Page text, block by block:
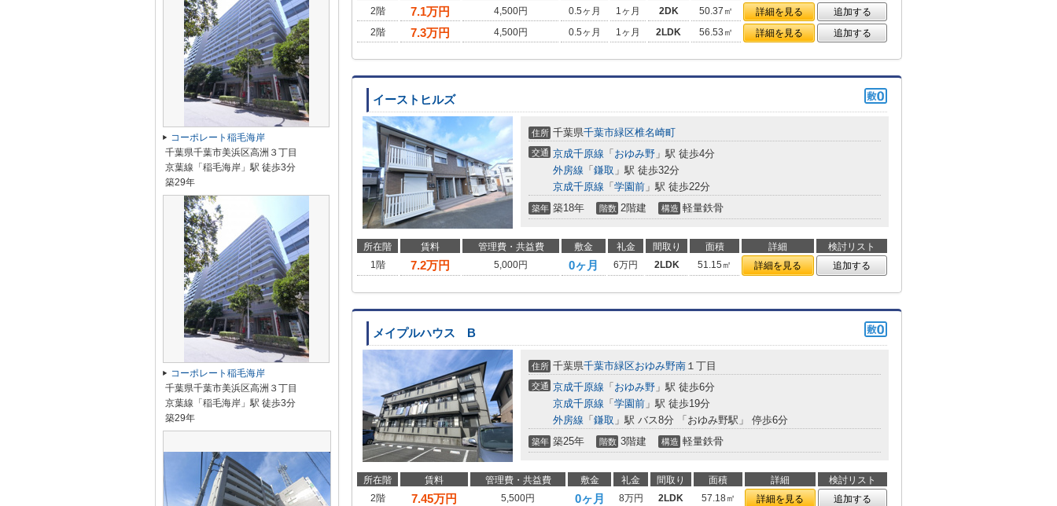
2階
7.1万円 4,500円 0.5ヶ月 1ヶ月 2DK 50.37㎡ 詳細を見る
追加する
2階
7.3万円 4,500円 0.5ヶ月 1ヶ月 2LDK 56.53㎡ 詳細を見る 追加する
イーストヒルズ
住所 千葉県千葉市緑区椎名崎町
交通 京成千原線 「 おゆみ野 」駅 徒歩4分
外房線 「 鎌取 」駅 徒歩32分
京成千原線 「 学園前 」駅 徒歩22分
築年 築18年 階数 2階建 構造 軽量鉄骨
所在階 賃料 管理費・共益費 敷金 礼金 間取り 面積 詳細
検討リスト
1階
7.2万円 5,000円 0ヶ月 6万円 2LDK 51.15㎡ 詳細を見る 追加する
メイプルハウス B
住所 千葉県千葉市緑区おゆみ野南 １丁目
交通 京成千原線 「 おゆみ野 」駅 徒歩6分
京成千原線 「 学園前 」駅 徒歩19分
外房線 「 鎌取 」駅 バス8分 「おゆみ野駅」 停歩6分
築年 築25年 階数 3階建 構造 軽量鉄骨
所在階 賃料 管理費・共益費 敷金 礼金 間取り 面積 詳細
検討リスト
2階
7.45万円 5,500円 0ヶ月 8万円 2LDK 57.18㎡ 詳細を見る 追加する
コーポレート稲毛海岸
千葉県千葉市美浜区高洲３丁目
京葉線「稲毛海岸」駅 徒歩3分
築29年
コーポレート稲毛海岸
千葉県千葉市美浜区高洲３丁目
京葉線「稲毛海岸」駅 徒歩3分
築29年